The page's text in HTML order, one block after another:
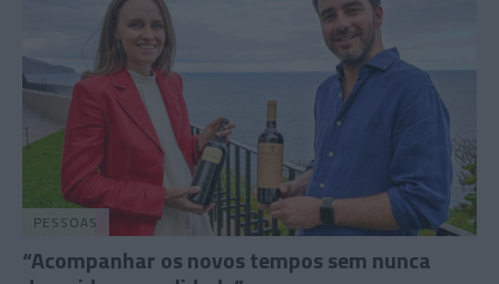
PESSOAS
“Acompanhar os novos tempos sem nunca